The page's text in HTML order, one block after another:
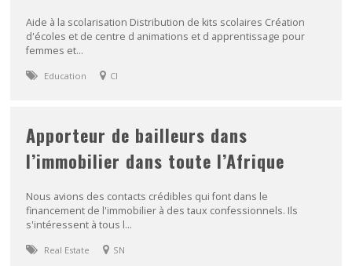
Aide à la scolarisation Distribution de kits scolaires Création
d'écoles et de centre d animations et d apprentissage pour
femmes et...
Education CI
Apporteur de bailleurs dans
l’immobilier dans toute l’Afrique
Nous avions des contacts crédibles qui font dans le
financement de l'immobilier à des taux confessionnels. Ils
s'intéressent à tous l...
Real Estate SN